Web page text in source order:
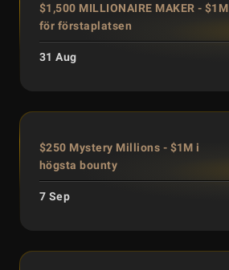
$1,500 MILLIONAIRE MAKER - $1M
för förstaplatsen
31 Aug
$250 Mystery Millions - $1M i
högsta bounty
7 Sep